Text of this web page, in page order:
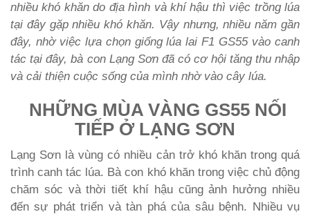
nhiều khó khăn do địa hình và khí hậu thì việc trồng lúa
tại đây gặp nhiều khó khăn. Vậy nhưng, nhiều năm gần
đây, nhờ việc lựa chọn giống lúa lai F1 GS55 vào canh
tác tại đây, bà con Lạng Sơn đã có cơ hội tăng thu nhập
và cải thiện cuộc sống của mình nhờ vào cây lúa.
NHỮNG MÙA VÀNG GS55 NỐI
TIẾP Ở LẠNG SƠN
Lạng Sơn là vùng có nhiều cản trở khó khăn trong quá
trình canh tác lúa. Bà con khó khăn trong việc chủ động
chăm sóc và thời tiết khí hậu cũng ảnh hưởng nhiều
đến sự phát triển và tàn phá của sâu bệnh. Nhiều vụ